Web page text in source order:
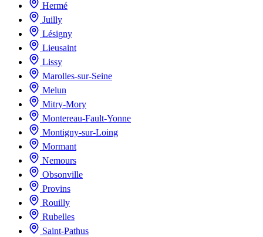
Hermé
Juilly
Lésigny
Lieusaint
Lissy
Marolles-sur-Seine
Melun
Mitry-Mory
Montereau-Fault-Yonne
Montigny-sur-Loing
Mormant
Nemours
Obsonville
Provins
Rouilly
Rubelles
Saint-Pathus